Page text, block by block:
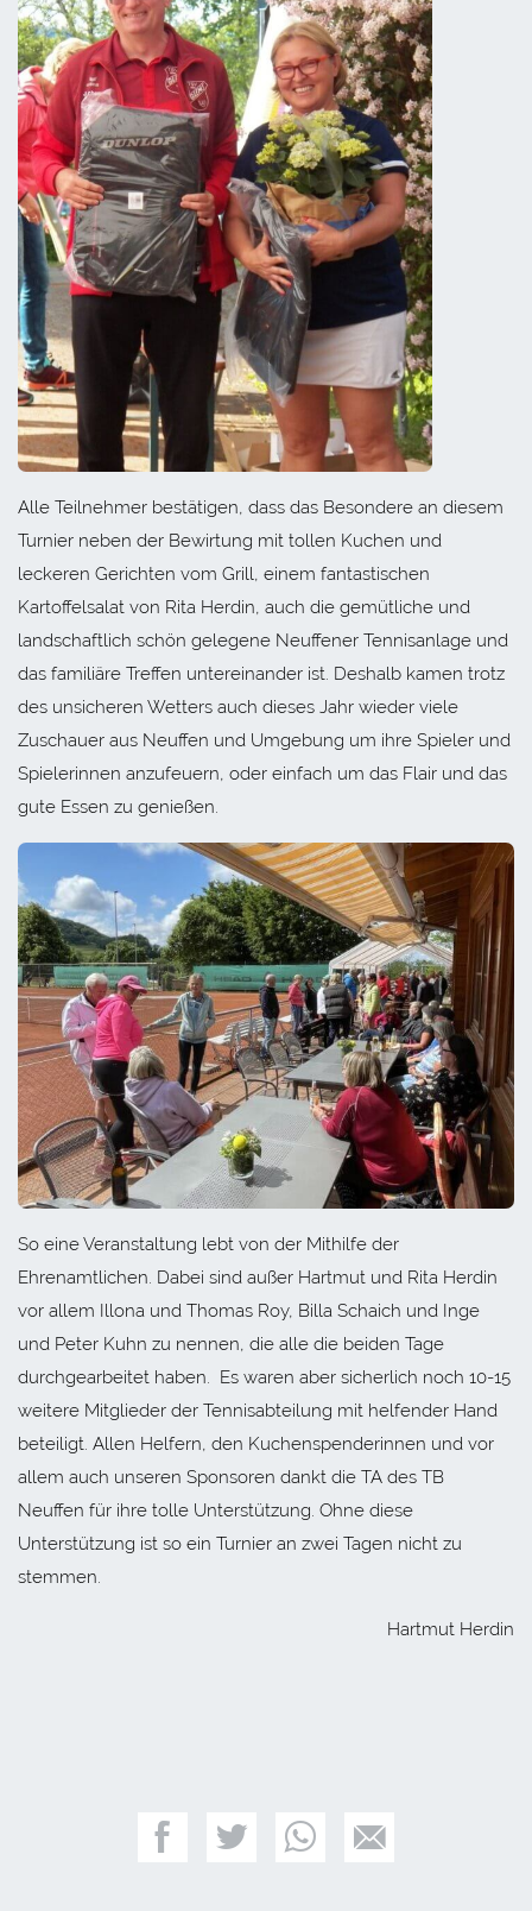
Alle Teilnehmer bestätigen, dass das Besondere an diesem
Turnier neben der Bewirtung mit tollen Kuchen und
leckeren Gerichten vom Grill, einem fantastischen
Kartoffelsalat von Rita Herdin, auch die gemütliche und
landschaftlich schön gelegene Neuffener Tennisanlage und
das familiäre Treffen untereinander ist. Deshalb kamen trotz
des unsicheren Wetters auch dieses Jahr wieder viele
Zuschauer aus Neuffen und Umgebung um ihre Spieler und
Spielerinnen anzufeuern, oder einfach um das Flair und das
gute Essen zu genießen.
So eine Veranstaltung lebt von der Mithilfe der
Ehrenamtlichen. Dabei sind außer Hartmut und Rita Herdin
vor allem Illona und Thomas Roy, Billa Schaich und Inge
und Peter Kuhn zu nennen, die alle die beiden Tage
durchgearbeitet haben. Es waren aber sicherlich noch 10-15
weitere Mitglieder der Tennisabteilung mit helfender Hand
beteiligt. Allen Helfern, den Kuchenspenderinnen und vor
allem auch unseren Sponsoren dankt die TA des TB
Neuffen für ihre tolle Unterstützung. Ohne diese
Unterstützung ist so ein Turnier an zwei Tagen nicht zu
stemmen.
Hartmut Herdin